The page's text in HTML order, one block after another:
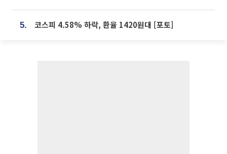
5. 코스피 4.58% 하락, 환율 1420원대 [포토]